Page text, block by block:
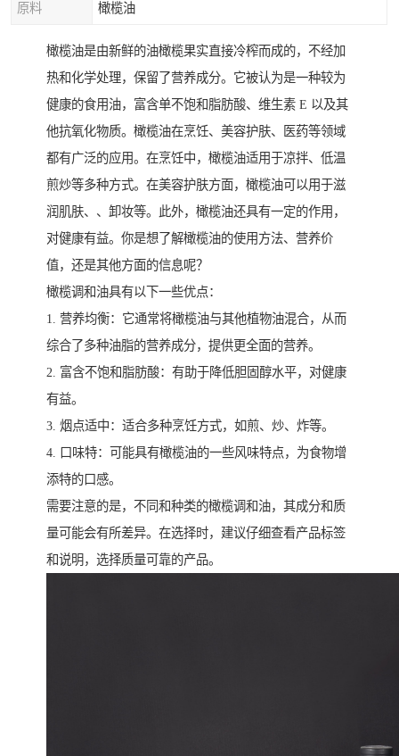
原料 橄榄油
橄榄油是由新鲜的油橄榄果实直接冷榨而成的，不经加
热和化学处理，保留了营养成分。它被认为是一种较为
健康的食用油，富含单不饱和脂肪酸、维生素 E 以及其
他抗氧化物质。橄榄油在烹饪、美容护肤、医药等领域
都有广泛的应用。在烹饪中，橄榄油适用于凉拌、低温
煎炒等多种方式。在美容护肤方面，橄榄油可以用于滋
润肌肤、、卸妆等。此外，橄榄油还具有一定的作用，
对健康有益。你是想了解橄榄油的使用方法、营养价
值，还是其他方面的信息呢？
橄榄调和油具有以下一些优点：
1. 营养均衡：它通常将橄榄油与其他植物油混合，从而
综合了多种油脂的营养成分，提供更全面的营养。
2. 富含不饱和脂肪酸：有助于降低胆固醇水平，对健康
有益。
3. 烟点适中：适合多种烹饪方式，如煎、炒、炸等。
4. 口味特：可能具有橄榄油的一些风味特点，为食物增
添特的口感。
需要注意的是，不同和种类的橄榄调和油，其成分和质
量可能会有所差异。在选择时，建议仔细查看产品标签
和说明，选择质量可靠的产品。